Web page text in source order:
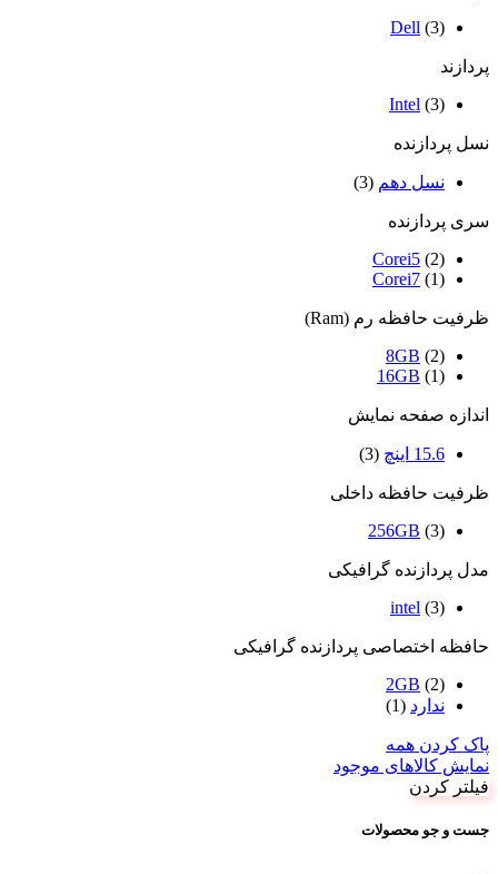
Dell (3)
پردازند
Intel (3)
نسل پردازنده
نسل دهم (3)
سری پردازنده
Corei5 (2)
Corei7 (1)
ظرفیت حافظه رم (Ram)
8GB (2)
16GB (1)
اندازه صفحه نمایش
15.6 اینچ (3)
ظرفیت حافظه داخلی
256GB (3)
مدل پردازنده گرافیکی
intel (3)
حافظه اختصاصی پردازنده گرافیکی
2GB (2)
ندارد (1)
پاک کردن همه
نمایش کالاهای موجود
فیلتر کردن
جست و جو محصولات